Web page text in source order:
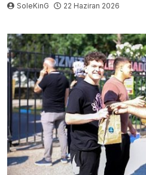
SoleKinG 22 Haziran 2026